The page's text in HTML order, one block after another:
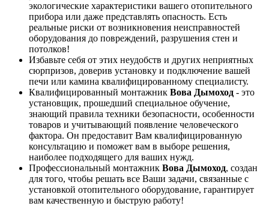
экологические характеристики вашего отопительного
прибора или даже представлять опасность. Есть
реальные риски от возникновения неисправностей
оборудования до повреждений, разрушения стен и
потолков!
Избавьте себя от этих неудобств и других неприятных
сюрпризов, доверив установку и подключение вашей
печи или камина квалифицированному специалисту.
Квалифицированный монтажник Вова Дымоход - это
установщик, прошедший специальное обучение,
знающий правила техники безопасности, особенности
товаров и учитывающий появление человеческого
фактора. Он предоставит Вам квалифицированную
консультацию и поможет вам в выборе решения,
наиболее подходящего для ваших нужд.
Профессиональный монтажник Вова Дымоход, создан
для того, чтобы решать все Ваши задачи, связанные с
установкой отопительного оборудование, гарантирует
вам качественную и быструю работу!